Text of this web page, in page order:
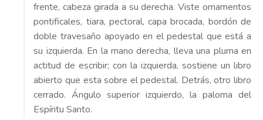
frente, cabeza girada a su derecha. Viste ornamentos
pontificales, tiara, pectoral, capa brocada, bordón de
doble travesaño apoyado en el pedestal que está a
su izquierda. En la mano derecha, lleva una pluma en
actitud de escribir; con la izquierda, sostiene un libro
abierto que esta sobre el pedestal. Detrás, otro libro
cerrado. Ángulo superior izquierdo, la paloma del
Espíritu Santo.